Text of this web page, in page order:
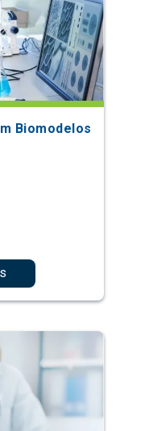
Biomodelos